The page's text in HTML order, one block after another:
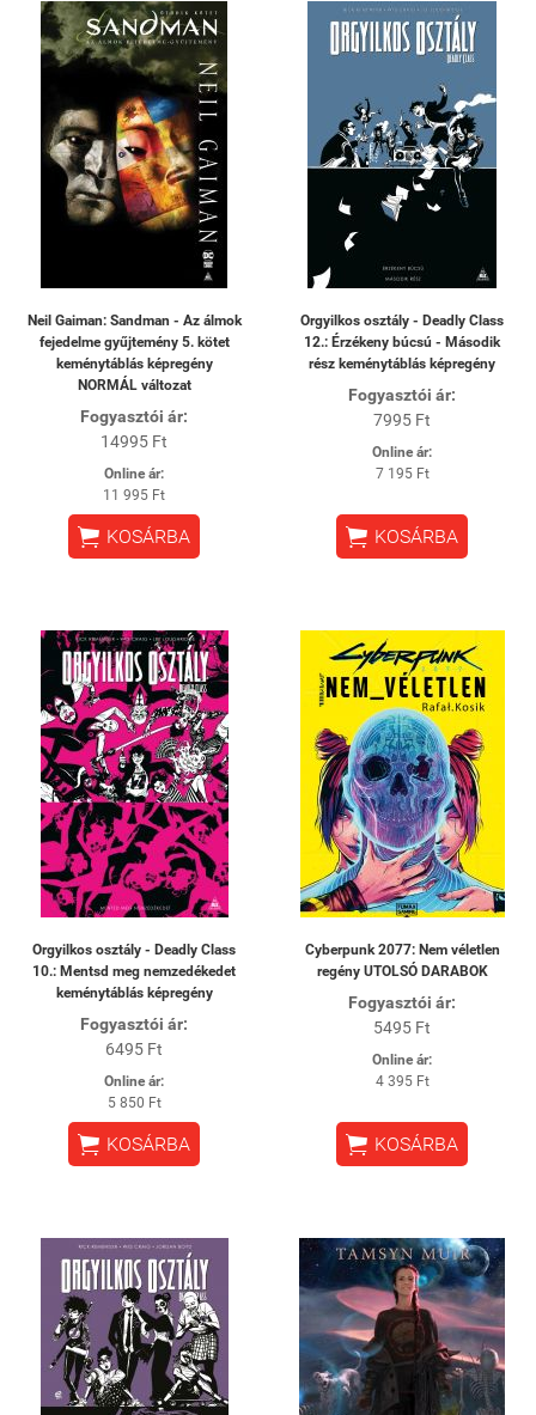
Neil Gaiman: Sandman - Az álmok
fejedelme gyűjtemény 5. kötet
keménytáblás képregény
NORMÁL változat
Fogyasztói ár:
14995 Ft
Online ár:
11 995 Ft
 KOSÁRBA
Orgyilkos osztály - Deadly Class
12.: Érzékeny búcsú - Második
rész keménytáblás képregény
Fogyasztói ár:
7995 Ft
Online ár:
7 195 Ft
 KOSÁRBA
Orgyilkos osztály - Deadly Class
10.: Mentsd meg nemzedékedet
keménytáblás képregény
Fogyasztói ár:
6495 Ft
Online ár:
5 850 Ft
 KOSÁRBA
Cyberpunk 2077: Nem véletlen
regény UTOLSÓ DARABOK
Fogyasztói ár:
5495 Ft
Online ár:
4 395 Ft
 KOSÁRBA